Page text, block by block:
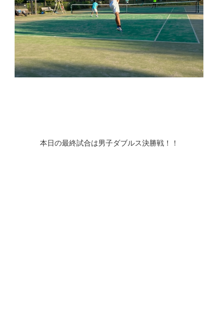
本日の最終試合は男子ダブルス決勝戦！！